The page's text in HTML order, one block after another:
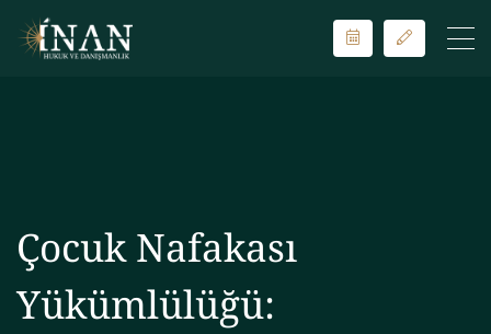
Çocuk Nafakası
Yükümlülüğü: